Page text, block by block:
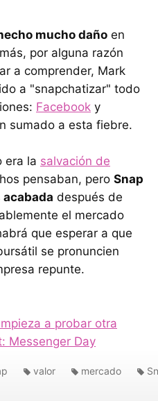
mucho daño en
por alguna razón
a comprender, Mark
a "snapchatizar" todo
Facebook y
sumado a esta fiebre.
era la salvación de
pensaban, pero Snap
después de
el mercado
que esperar a que
se pronuncien
repunte.
a probar otra
Messenger Day
valor mercado